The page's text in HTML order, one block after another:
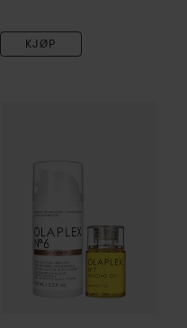
KJØP